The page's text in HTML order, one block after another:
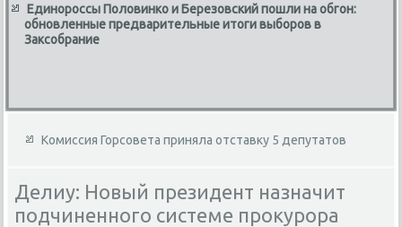
Единороссы Половинко и Березовский пошли на обгон:
обновленные предварительные итоги выборов в
Заксобрание
Комиссия Горсовета приняла отставку 5 депутатов
Делиу: Новый президент назначит
подчиненного системе прокурора